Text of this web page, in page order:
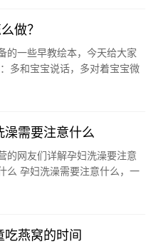
做？
的一些早教绘本，今天给大家
多和宝宝说话，多对着宝宝微
需要注意什么
的网友们详解孕妇洗澡要注意
么 孕妇洗澡需要注意什么，一
吃燕窝的时间